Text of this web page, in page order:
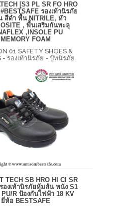
[S3 PL SR FO HRO
รองเท้านิรภัย
สีดำ พื้น NITRILE, หัว
, พื้นเสริมกันทะลุ
,INSOLE PU
MEMORY FOAM
01 SAFETY SHOES &
- รองเท้านิรภัย - บู๊ทนิรภัย
TECH SB HRO HI CI SR
องเท้านิรภัยหุ้มส้น หนัง S1
R ป้องกันไฟฟ้า 18 KV
ยี่ห้อ BESTSAFE